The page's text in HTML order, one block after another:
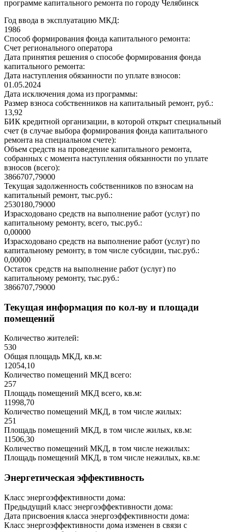
программе капитального ремонта по городу Челябинск
Год ввода в эксплуатацию МКД:
1986
Способ формирования фонда капитального ремонта:
Счет регионального оператора
Дата принятия решения о способе формирования фонда
капитального ремонта:
Дата наступления обязанности по уплате взносов:
01.05.2024
Дата исключения дома из программы:
Размер взноса собственников на капитальный ремонт, руб.:
13,92
БИК кредитной организации, в которой открыт специальный
счет (в случае выбора формирования фонда капитального
ремонта на специальном счете):
Объем средств на проведение капитального ремонта,
собранных с момента наступления обязанности по уплате
взносов (всего):
3866707,79000
Текущая задолженность собственников по взносам на
капитальный ремонт, тыс.руб.:
2530180,79000
Израсходовано средств на выполнение работ (услуг) по
капитальному ремонту, всего, тыс.руб.:
0,00000
Израсходовано средств на выполнение работ (услуг) по
капитальному ремонту, в том числе субсидии, тыс.руб.:
0,00000
Остаток средств на выполнение работ (услуг) по
капитальному ремонту, тыс.руб.:
3866707,79000
Текущая информация по кол-ву и площади
помещений
Количество жителей:
530
Общая площадь МКД, кв.м:
12054,10
Количество помещений МКД всего:
257
Площадь помещений МКД всего, кв.м:
11998,70
Количество помещений МКД, в том числе жилых:
251
Площадь помещений МКД, в том числе жилых, кв.м:
11506,30
Количество помещений МКД, в том числе нежилых:
Площадь помещений МКД, в том числе нежилых, кв.м:
Энергетическая эффективность
Класс энергоэффективности дома:
Предыдущий класс энергоэффективности дома:
Дата присвоения класса энергоэффективности дома:
Класс энергоэффективности дома изменен в связи с